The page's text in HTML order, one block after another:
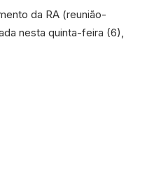
da RA (reunião-
nesta quinta-feira (6),